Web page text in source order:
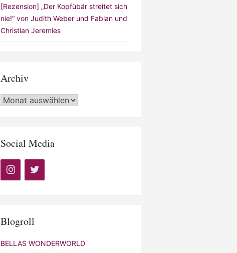
[Rezension] „Der Kopfübär streitet sich
nie!“ von Judith Weber und Fabian und
Christian Jeremies
Archiv
Archiv
Social Media
Blogroll
BELLAS WONDERWORLD